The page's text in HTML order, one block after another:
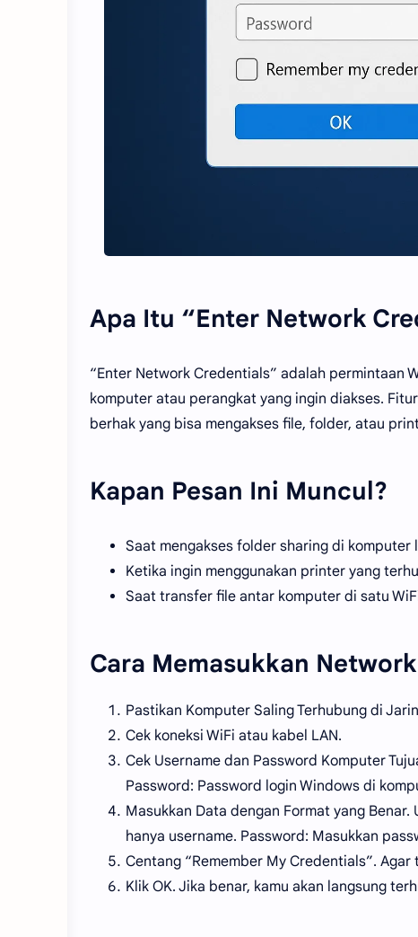
Apa Itu “Enter Network
“Enter Network Credentials” adalah permintaan
komputer atau perangkat yang ingin diakses.
berhak yang bisa mengakses file, folder, atau
Kapan Pesan Ini Muncul?
Saat mengakses folder sharing di komputer
Ketika ingin menggunakan printer yang
Saat transfer file antar komputer di satu
Cara Memasukkan
Pastikan Komputer Saling Terhubung di
Cek koneksi WiFi atau kabel LAN.
Cek Username dan Password Komputer
Password: Password login Windows di
Masukkan Data dengan Format yang
hanya username. Password: Masukkan
Centang “Remember My Credentials”.
Klik OK. Jika benar, kamu akan langsung